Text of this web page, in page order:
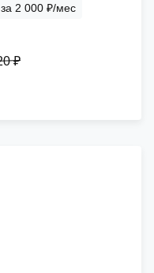
2 000 ₽/мес
₽